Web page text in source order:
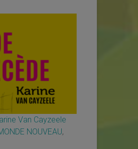
Van Cayzeele
NOUVEAU,